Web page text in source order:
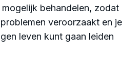
behandelen, zodat
veroorzaakt en je
leven kunt gaan leiden